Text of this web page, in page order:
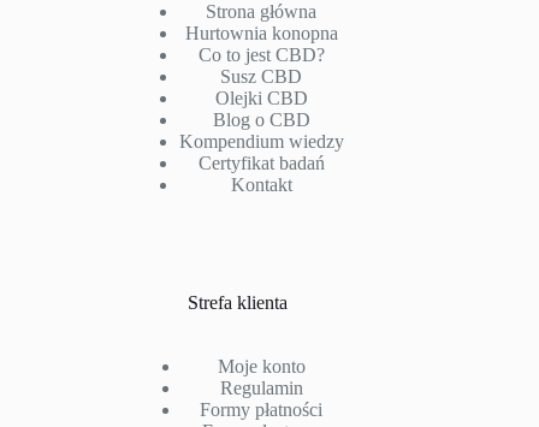
Strona główna
Hurtownia konopna
Co to jest CBD?
Susz CBD
Olejki CBD
Blog o CBD
Kompendium wiedzy
Certyfikat badań
Kontakt
Strefa klienta
Moje konto
Regulamin
Formy płatności